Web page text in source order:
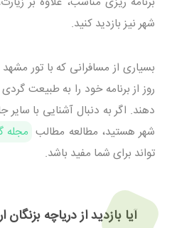
شهر نیز بازدید کنید.
بسیاری از مسافرانی که با تور
روز از برنامه خود را به طبیعت
دهند. اگر به دنبال آشنایی با
شهر هستید، مطالعه مطالب مجله
تواند برای شما مفید باشد.
آیا بازدید از دریاچه بزنگان